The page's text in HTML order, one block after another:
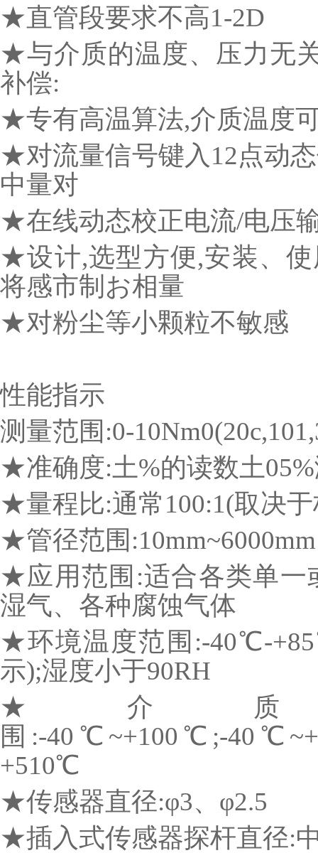
★直管段要求不高1-2D
★与介质的温度、压力无
补偿:
★专有高温算法,介质温度
★对流量信号键入12点动
中量对
★在线动态校正电流/电压
★设计,选型方便,安装、
将感市制お相量
★对粉尘等小颗粒不敏感
性能指示
测量范围:0-
★准确度:土%的读数土
★量程比:通常100:1(取决
★管径范围:10mm~6000mm
★应用范围:适合各类单一
湿气、各种腐蚀气体
★环境温度范围:-40℃-
示);湿度小于90RH
★介质
围:-40℃~+100℃;-
+510℃
★传感器直径:φ3、φ2.5
★插入式传感器探杆直径: